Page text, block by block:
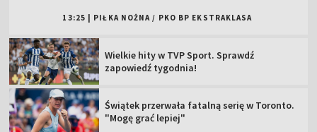
13:25 PIŁKA NOŻNA / PKO BP EKSTRAKLASA
Wielkie hity w TVP Sport. Sprawdź
zapowiedź tygodnia!
Świątek przerwała fatalną serię w Toronto.
"Mogę grać lepiej"